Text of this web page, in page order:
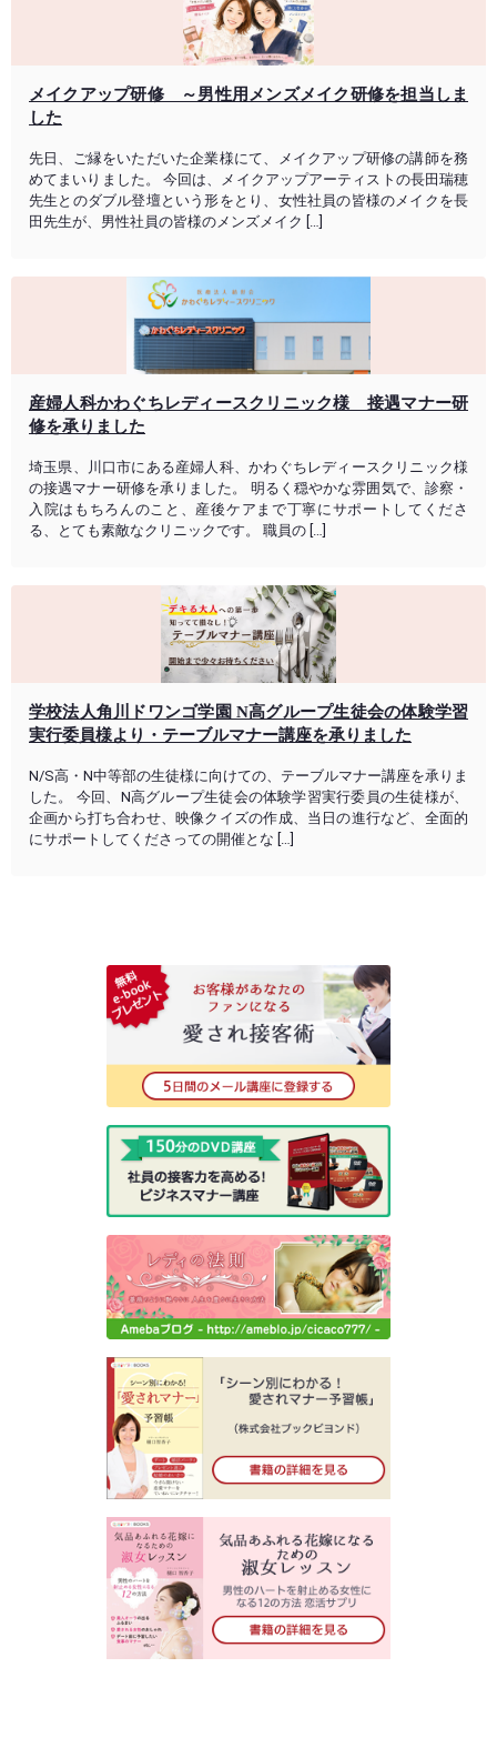
メイクアップ研修 ～男性用メンズメイク研修を担当しま
した
先日、ご縁をいただいた企業様にて、メイクアップ研修の講師を務
めてまいりました。 今回は、メイクアップアーティストの長田瑞穂
先生とのダブル登壇という形をとり、女性社員の皆様のメイクを長
田先生が、男性社員の皆様のメンズメイク […]
産婦人科かわぐちレディースクリニック様 接遇マナー研
修を承りました
埼玉県、川口市にある産婦人科、かわぐちレディースクリニック様
の接遇マナー研修を承りました。 明るく穏やかな雰囲気で、診察・
入院はもちろんのこと、産後ケアまで丁寧にサポートしてくださ
る、とても素敵なクリニックです。 職員の […]
学校法人角川ドワンゴ学園 N高グループ生徒会の体験学習
実行委員様より・テーブルマナー講座を承りました
N/S高・N中等部の生徒様に向けての、テーブルマナー講座を承りま
した。 今回、N高グループ生徒会の体験学習実行委員の生徒様が、
企画から打ち合わせ、映像クイズの作成、当日の進行など、全面的
にサポートしてくださっての開催とな […]